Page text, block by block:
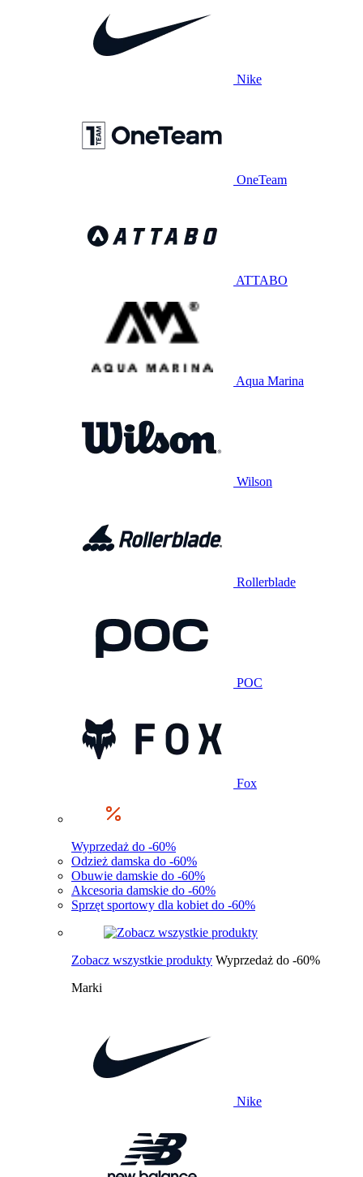
Nike
OneTeam
ATTABO
Aqua Marina
Wilson
Rollerblade
POC
Fox
Wyprzedaż do -60%
Odzież damska do -60%
Obuwie damskie do -60%
Akcesoria damskie do -60%
Sprzęt sportowy dla kobiet do -60%
Zobacz wszystkie produkty Wyprzedaż do -60%
Marki
Nike